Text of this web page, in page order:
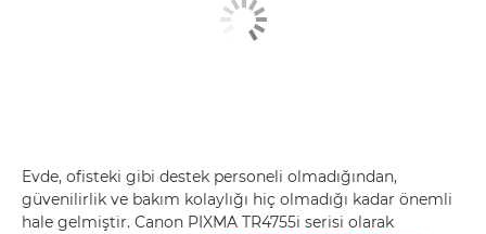
Evde, ofisteki gibi destek personeli olmadığından,
güvenilirlik ve bakım kolaylığı hiç olmadığı kadar önemli
hale gelmiştir. Canon PIXMA TR4755i serisi olarak